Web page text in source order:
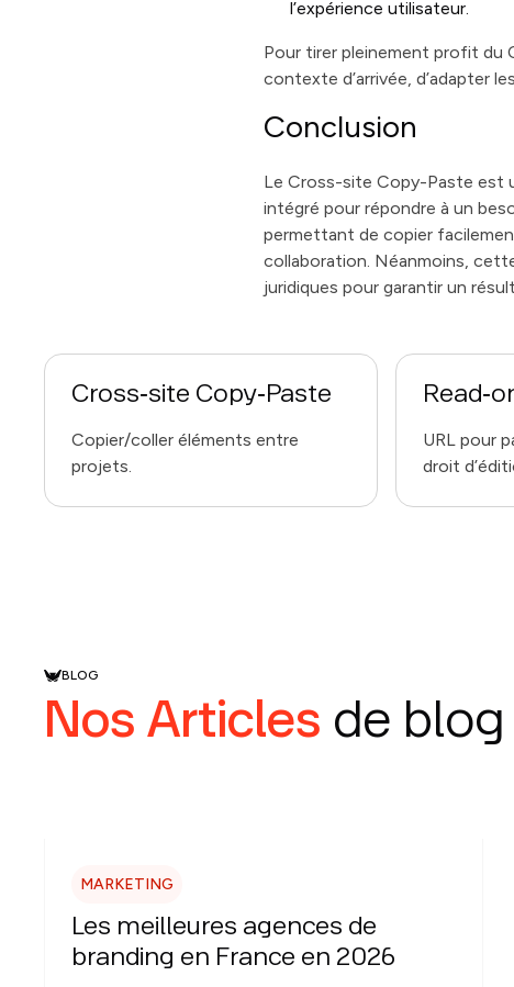
l’expérience utilisateur.
Pour tirer pleinement profit du
contexte d’arrivée, d’adapter
Conclusion
Le Cross-site Copy-Paste est
intégré pour répondre à un
permettant de copier
collaboration. Néanmoins,
juridiques pour garantir un
Cross‑site Copy‑Paste
Copier/coller éléments entre
projets.
URL pour
droit
BLOG
Nos Articles de blog
MARKETING
Les meilleures agences de
branding en France en 2026